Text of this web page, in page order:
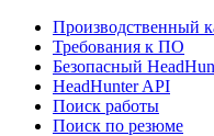
Производственный
Требования к ПО
Безопасный
HeadHunter API
Поиск работы
Поиск по резюме